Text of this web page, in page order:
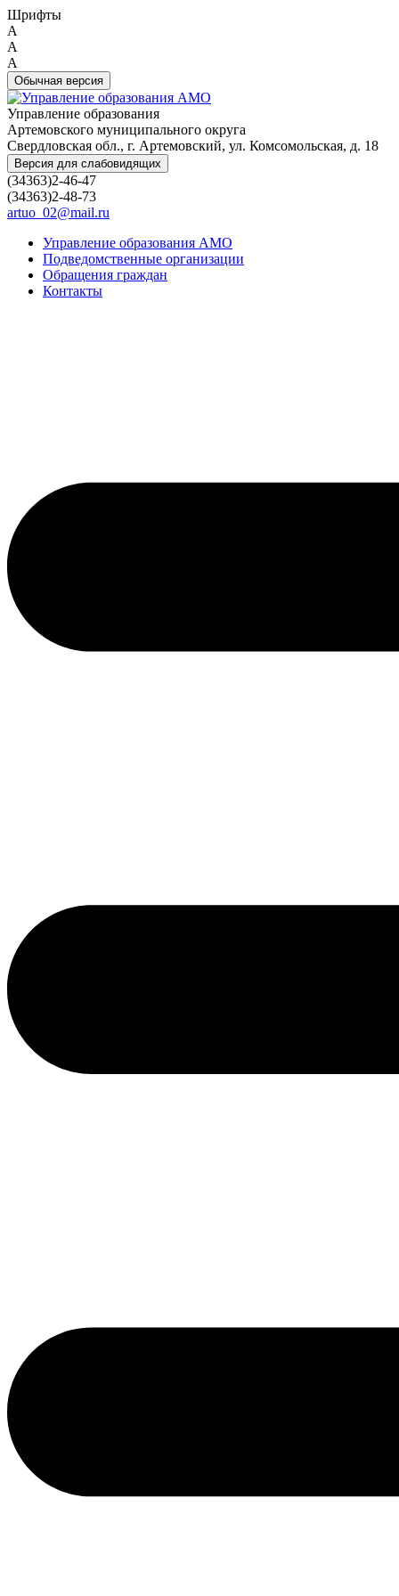
Шрифты
A
A
A
Обычная версия
Управление образования
Артемовского муниципального округа
Свердловская обл., г. Артемовский, ул. Комсомольская, д. 18
Версия для слабовидящих
(34363)2-46-47
(34363)2-48-73
artuo_02@mail.ru
Управление образования АМО
Подведомственные организации
Обращения граждан
Контакты